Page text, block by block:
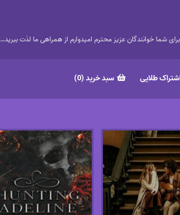
شما خوانندگان عزیز محترم امیدوارم از همراهی ما لذت ببرید…
طلایی سبد خرید (0)